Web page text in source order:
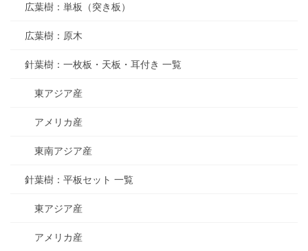
広葉樹：単板（突き板）
広葉樹：原木
針葉樹：一枚板・天板・耳付き 一覧
東アジア産
アメリカ産
東南アジア産
針葉樹：平板セット 一覧
東アジア産
アメリカ産